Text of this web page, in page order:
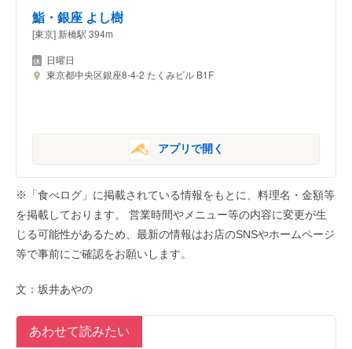
鮨・銀座 よし樹
[東京] 新橋駅 394m
日曜日
東京都中央区銀座8-4-2 たくみビル B1F
アプリで開く
※「食べログ」に掲載されている情報をもとに、料理名・金額等
を掲載しております。 営業時間やメニュー等の内容に変更が生
じる可能性があるため、最新の情報はお店のSNSやホームページ
等で事前にご確認をお願いします。
文：坂井あやの
あわせて読みたい